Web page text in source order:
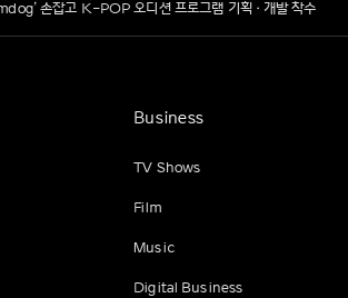
손잡고 K-POP 오디션 프로그램 기획·개발 착수
Business
TV Shows
Film
Music
Digital Business